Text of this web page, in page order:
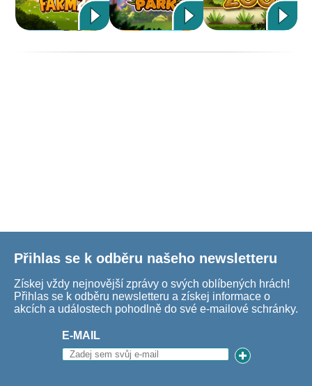
DALŠÍ PLATFORMY
Přihlas se k odběru našeho newsletteru
Získej vždy nejnovější zprávy o svých oblíbených hrách!
Přihlas se k odběru newsletteru a získej informace o
akcích a událostech pohodlně do své e-mailové schránky.
E-MAIL